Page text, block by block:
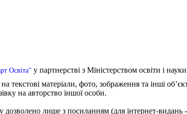
Освіта" у партнерстві з Міністерством освіти і
текстові матеріали, фото, зображення та інші
на авторство іншої особи.
дозволено лише з посиланням (для інтернет-